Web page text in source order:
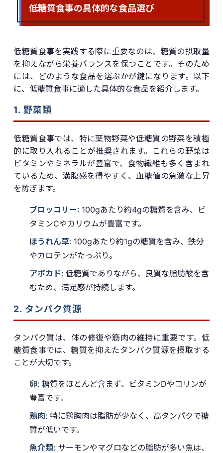
低糖質食事の具体的な食品選び
低糖質食事を実践する際に重要なのは、糖質の摂取量
を抑えながら栄養バランスを保つことです。そのため
には、どのような食品を選ぶかが鍵になります。以下
に、低糖質食事に適した具体的な食品を紹介します。
1. 野菜類
低糖質食事では、特に葉物野菜や低糖質の野菜を積極
的に取り入れることが推奨されます。これらの野菜は
ビタミンやミネラルが豊富で、食物繊維も多く含まれ
ているため、満腹感を得やすく、血糖値の急激な上昇
を防ぎます。
ブロッコリー: 100gあたり約4gの糖質を含み、ビ
タミンCやカリウムが豊富です。
ほうれん草: 100gあたり約1gの糖質を含み、鉄分
やカロテンがたっぷり。
アボカド: 低糖質でありながら、良質な脂肪酸を含
むため、満足感が持続します。
2. タンパク質源
タンパク質は、体の修復や筋肉の維持に重要です。低
糖質食事では、糖質を抑えたタンパク質源を摂取する
ことが大切です。
卵: 糖質をほとんど含まず、ビタミンDやコリンが
豊富です。
鶏肉: 特に鶏胸肉は脂肪が少なく、高タンパクで糖
質が低いです。
魚介類: サーモンやマグロなどの脂肪が多い魚は、